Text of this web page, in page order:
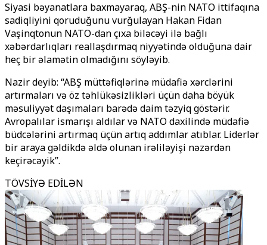
Siyasi bəyanatlara baxmayaraq, ABŞ-nin NATO ittifaqına
sadiqliyini qoruduğunu vurğulayan Hakan Fidan
Vaşinqtonun NATO-dan çıxa biləcəyi ilə bağlı
xəbərdarlıqları reallaşdırmaq niyyətində olduğuna dair
heç bir əlamətin olmadığını söyləyib.
Nazir deyib: “ABŞ müttəfiqlərinə müdafiə xərclərini
artırmaları və öz təhlükəsizlikləri üçün daha böyük
məsuliyyət daşımaları barədə daim təzyiq göstərir.
Avropalılar ismarışı aldılar və NATO daxilində müdafiə
büdcələrini artırmaq üçün artıq addımlar atıblar. Liderlər
bir araya gəldikdə əldə olunan irəliləyişi nəzərdən
keçirəcəyik”.
TÖVSİYƏ EDİLƏN